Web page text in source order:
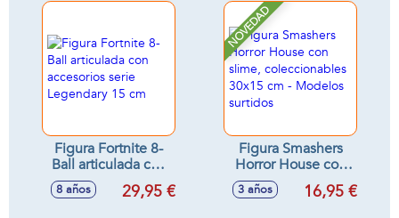
Figura Fortnite 8-
Ball articulada con
accesorios serie
Legendary 15 cm
8 años 29,95 €
NOVEDAD
Figura Smashers
Horror House con
slime,
coleccionables
3 años 16,95 €